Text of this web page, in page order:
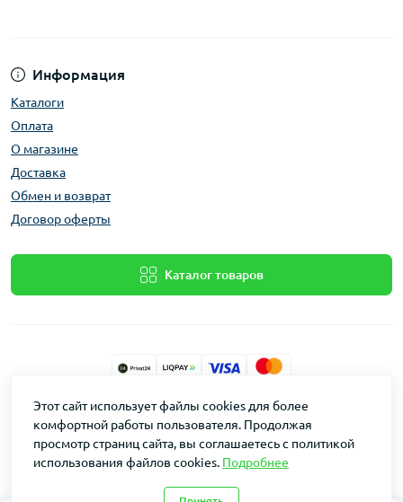
Информация
Каталоги
Оплата
О магазине
Доставка
Обмен и возврат
Договор оферты
Каталог товаров
Dakin © 2026
Этот сайт использует файлы cookies для более
комфортной работы пользователя. Продолжая
просмотр страниц сайта, вы соглашаетесь с политикой
использования файлов cookies. Подробнее